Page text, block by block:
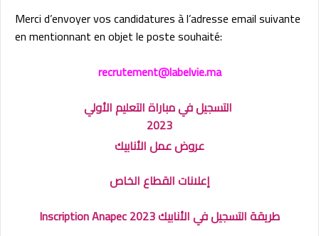
Merci d’envoyer vos candidatures à l’adresse email suivante
en mentionnant en objet le poste souhaité:
recrutement@labelvie.ma
2023
عروض عمل الأنابيك
إعلانات القطاع الخاص
طريقة التسجيل في الأنابيك 2023 Inscription Anapec